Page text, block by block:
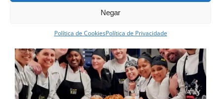
Negar
Política de CookiesPolítica de Privacidade
Curso esgotado